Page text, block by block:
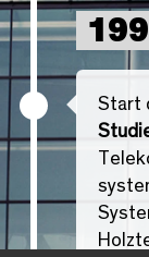
Start